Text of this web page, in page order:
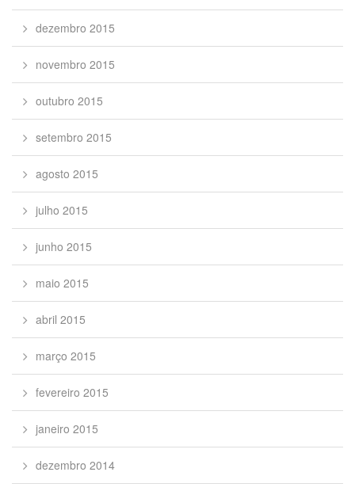
dezembro 2015
novembro 2015
outubro 2015
setembro 2015
agosto 2015
julho 2015
junho 2015
maio 2015
abril 2015
março 2015
fevereiro 2015
janeiro 2015
dezembro 2014